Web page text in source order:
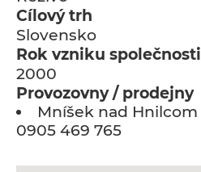
Cílový trh
Slovensko
Rok vzniku společnosti
2000
Provozovny / prodejny
Mníšek nad Hnilcom
0905 469 765